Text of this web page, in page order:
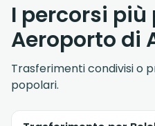
I percorsi
Aeroporto di
Trasferimenti condivisi o
popolari.